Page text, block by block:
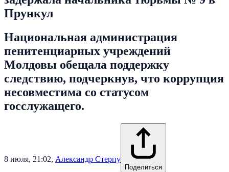
Прункул
Национальная администрация
пенитенциарных учреждений
Молдовы обещала поддержку
следствию, подчеркнув, что коррупция
несовместима со статусом
госслужащего.
8 июля, 21:02, Александр Стерпу
Поделиться